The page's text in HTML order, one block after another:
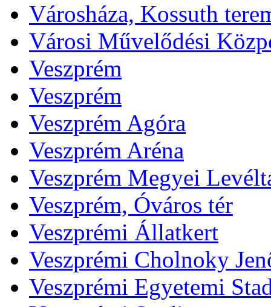
Városháza, Kossuth
Városi Művelődési
Veszprém
Veszprém
Veszprém Agóra
Veszprém Aréna
Veszprém Megyei
Veszprém, Óváros tér
Veszprémi Állatkert
Veszprémi Cholnoky
Veszprémi Egyetemi